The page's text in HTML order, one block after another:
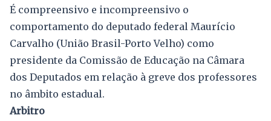
É compreensivo e incompreensivo o
comportamento do deputado federal Maurício
Carvalho (União Brasil-Porto Velho) como
presidente da Comissão de Educação na Câmara
dos Deputados em relação à greve dos professores
no âmbito estadual.
Arbitro